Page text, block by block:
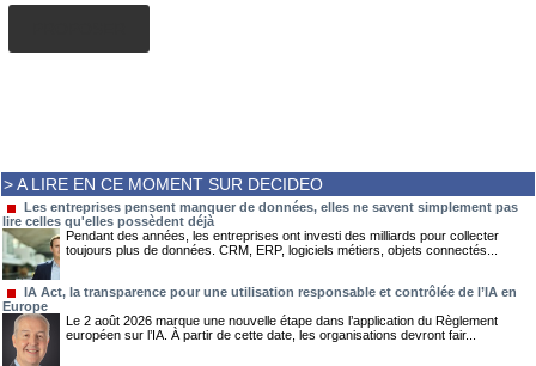
> A LIRE EN CE MOMENT SUR DECIDEO
Les entreprises pensent manquer de données, elles ne savent simplement pas
lire celles qu'elles possèdent déjà
Pendant des années, les entreprises ont investi des milliards pour collecter
toujours plus de données. CRM, ERP, logiciels métiers, objets connectés...
IA Act, la transparence pour une utilisation responsable et contrôlée de l’IA en
Europe
Le 2 août 2026 marque une nouvelle étape dans l’application du Règlement
européen sur l’IA. À partir de cette date, les organisations devront fair...